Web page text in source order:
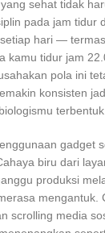
sehat tidak
pada jam tidur
hari —
kamu tidur jam
pola ini
konsisten
terbentuk.
gadget
biru dari
produksi
mengantuk.
scrolling media